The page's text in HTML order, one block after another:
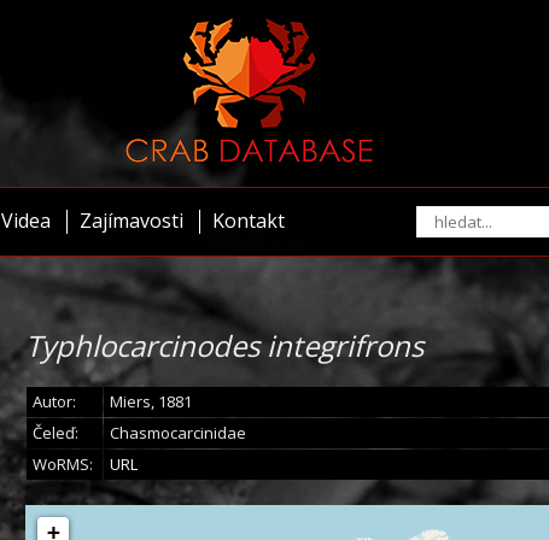
Videa Zajímavosti Kontakt
Typhlocarcinodes integrifrons
Autor:
Miers, 1881
Čeleď:
Chasmocarcinidae
WoRMS:
URL
+